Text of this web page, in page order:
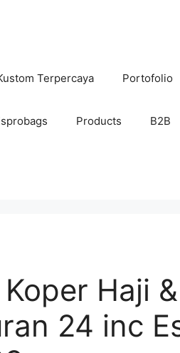
Terpercaya Portofolio
Products B2B
Koper Haji
24 inc